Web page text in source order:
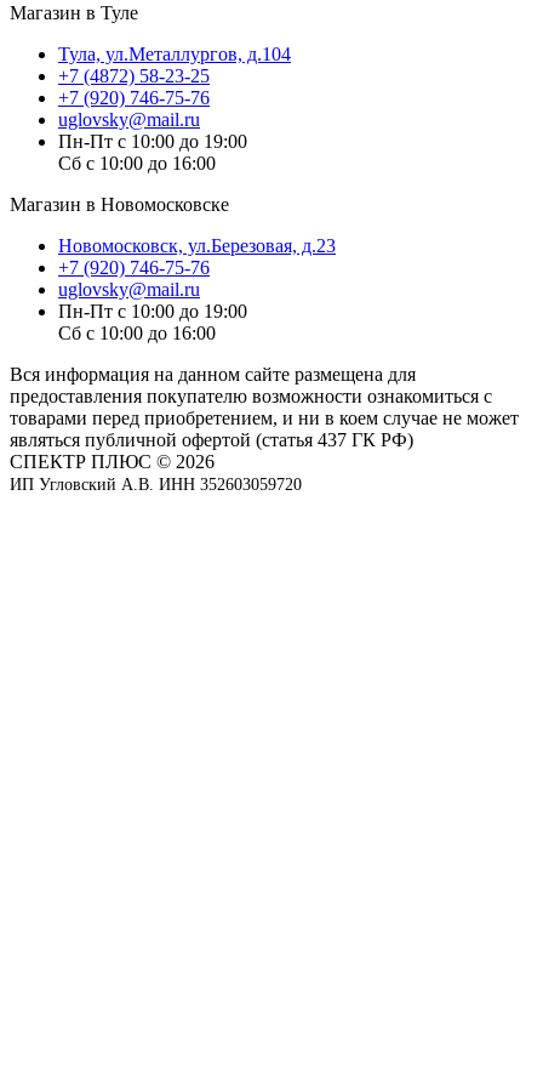
Магазин в Туле
Тула, ул.Металлургов, д.104
+7 (4872) 58-23-25
+7 (920) 746-75-76
uglovsky@mail.ru
Пн-Пт с 10:00 до 19:00
Сб с 10:00 до 16:00
Магазин в Новомосковске
Новомосковск, ул.Березовая, д.23
+7 (920) 746-75-76
uglovsky@mail.ru
Пн-Пт с 10:00 до 19:00
Сб с 10:00 до 16:00
Вся информация на данном сайте размещена для
предоставления покупателю возможности ознакомиться с
товарами перед приобретением, и ни в коем случае не может
являться публичной офертой (статья 437 ГК РФ)
СПЕКТР ПЛЮС © 2026
ИП Угловский А.В. ИНН 352603059720